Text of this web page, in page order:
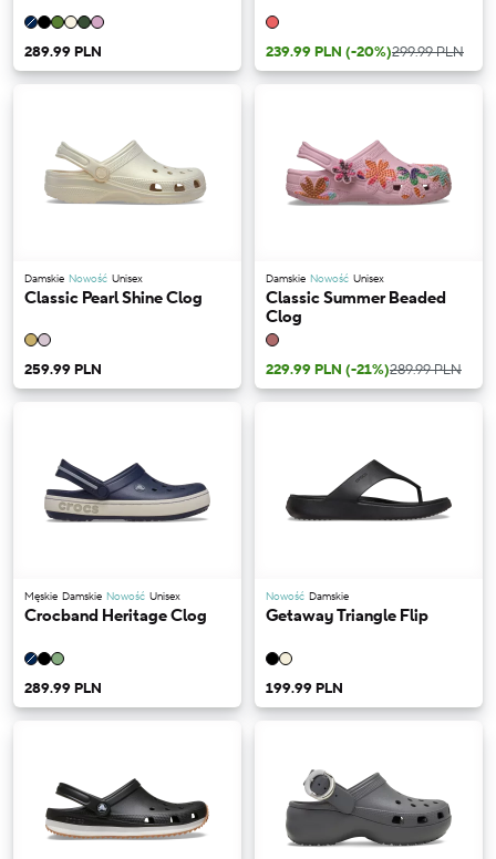
289.99 PLN 239.99 PLN (-20%)299.99 PLN
Damskie Nowość Unisex
Classic Pearl Shine Clog
259.99 PLN
Damskie Nowość Unisex
Classic Summer Beaded
Clog
229.99 PLN (-21%)289.99 PLN
Męskie Damskie Nowość Unisex
Crocband Heritage Clog
289.99 PLN
Nowość Damskie
Getaway Triangle Flip
199.99 PLN